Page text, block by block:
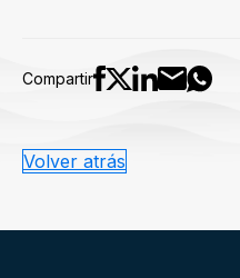
Compartir
Volver atrás